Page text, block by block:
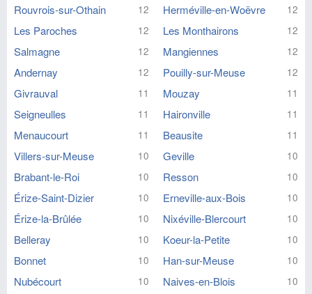
Rouvrois-sur-Othain 12 Herméville-en-Woëvre 12
Les Paroches 12 Les Monthairons 12
Salmagne 12 Mangiennes 12
Andernay 12 Pouilly-sur-Meuse 12
Givrauval 11 Mouzay 11
Seigneulles 11 Haironville 11
Menaucourt 11 Beausite 11
Villers-sur-Meuse 10 Geville 10
Brabant-le-Roi 10 Resson 10
Érize-Saint-Dizier 10 Erneville-aux-Bois 10
Érize-la-Brûlée 10 Nixéville-Blercourt 10
Belleray 10 Koeur-la-Petite 10
Bonnet 10 Han-sur-Meuse 10
Nubécourt 10 Naives-en-Blois 10